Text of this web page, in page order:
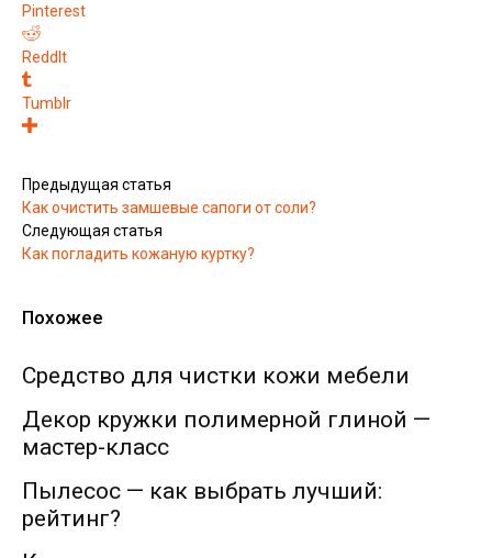
Pinterest
ReddIt
Tumblr
Предыдущая статья
Как очистить замшевые сапоги от соли?
Следующая статья
Как погладить кожаную куртку?
Похожее
Средство для чистки кожи мебели
Декор кружки полимерной глиной —
мастер-класс
Пылесос — как выбрать лучший:
рейтинг?